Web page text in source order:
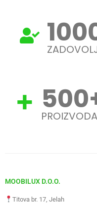
500
MOOBILUX D.O.O.
Titova br. 17, Jelah